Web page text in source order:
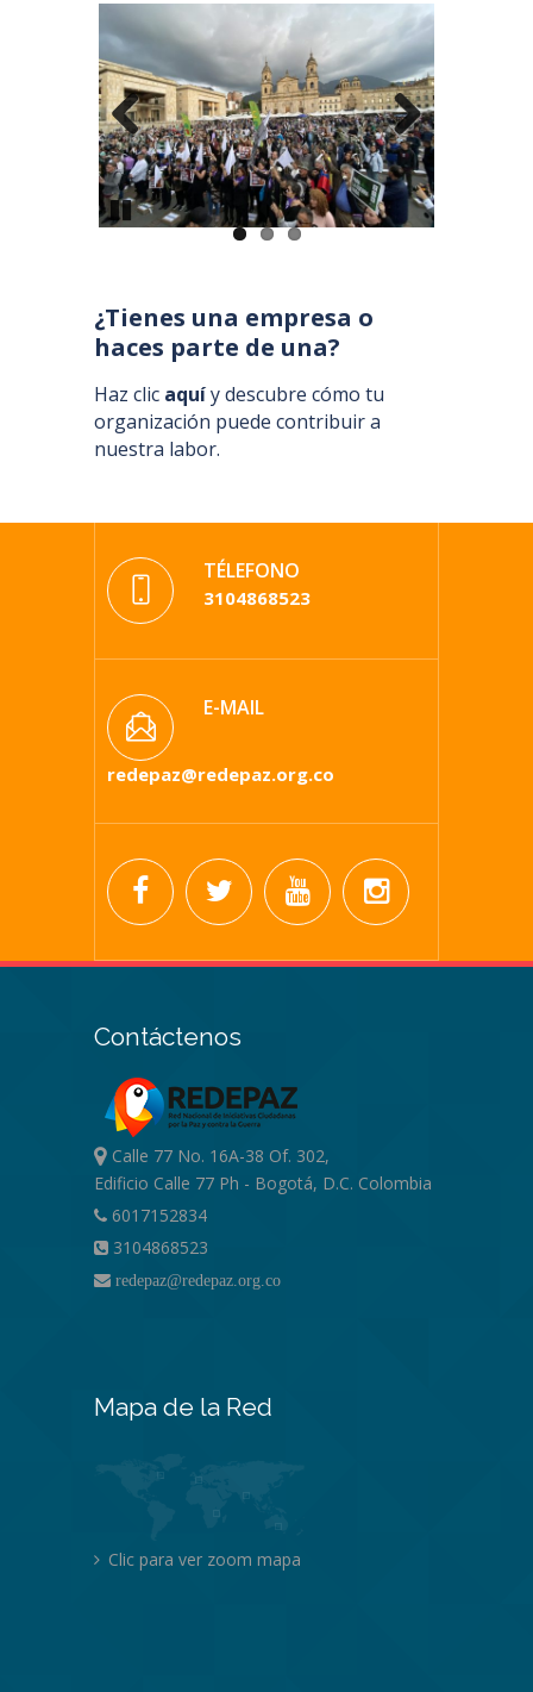
¿Tienes una empresa o
haces parte de una?
Haz clic aquíy descubre cómo tu
organización puede contribuir a
nuestra labor.
TÉLEFONO
3104868523
E-MAIL
redepaz@redepaz.org.co
Contáctenos
Calle 77 No. 16A-38 Of. 302,
Edificio Calle 77 Ph - Bogotá, D.C. Colombia
6017152834
3104868523
redepaz@redepaz.org.co
Mapa de la Red
Clic para ver zoom mapa